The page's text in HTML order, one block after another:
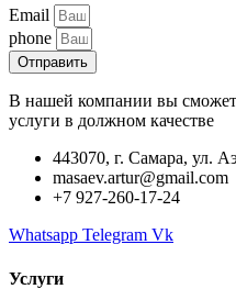
Email
phone
Отправить
В нашей компании вы
услуги в должном качестве
443070, г. Самара, ул.
masaev.artur@gmail.com
+7 927-260-17-24
Whatsapp Telegram Vk
Услуги